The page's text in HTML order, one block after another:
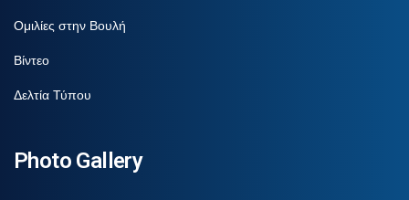
Ομιλίες στην Βουλή
Βίντεο
Δελτία Τύπου
Photo Gallery